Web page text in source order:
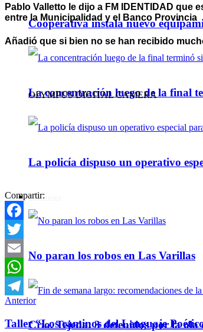
Cooperativa instala nuevo
La concentración luego de la final
La policía dispuso un operativo
Policiales
No paran los robos en Las Varillas
Crio. Tejeda: 3 detenidos por la ola
Pablo Valletto le dijo a FM IDENTIDAD
entre la Municipalidad y el Banco Provincia
Añadió que si bien no se han recibido
OLYMPUS DIGITAL CAMERA
Compartir:
Facebook
Twitter
Email
WhatsApp
Telegram
Anterior
Taller “Los caminos del Lenguaje